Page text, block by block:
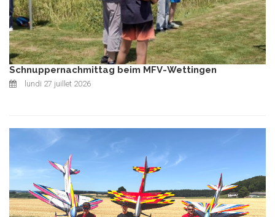
Schnuppernachmittag beim MFV-Wettingen
lundi 27 juillet 2026